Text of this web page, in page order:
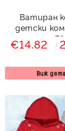
Ватиран
детски
еленче
€14.82
Виж